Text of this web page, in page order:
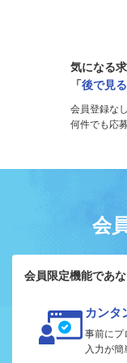
気になる
「後で見る
会員登録なし
何件でも応
会
会員限定機能であ
カンタ
事前にプ
入力が簡